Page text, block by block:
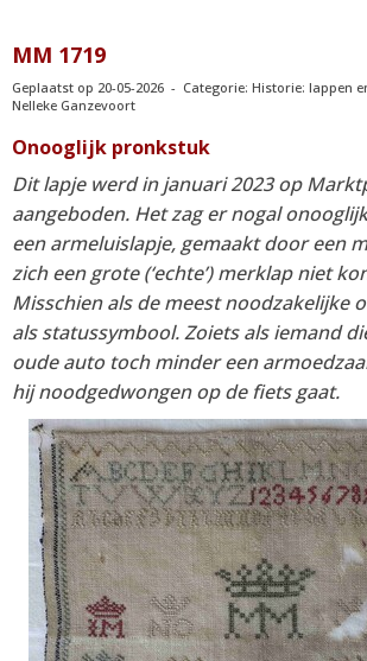
MM 1719
Geplaatst op 20-05-2026 - Categorie: Historie: lappen
Nelleke Ganzevoort
Onooglijk pronkstuk
Dit lapje werd in januari 2023 op
aangeboden. Het zag er nogal
een armeluislapje, gemaakt door een
zich een grote (‘echte’) merklap niet
Misschien als de meest noodzakelijke
als statussymbool. Zoiets als iemand
oude auto toch minder een
hij noodgedwongen op de fiets gaat.